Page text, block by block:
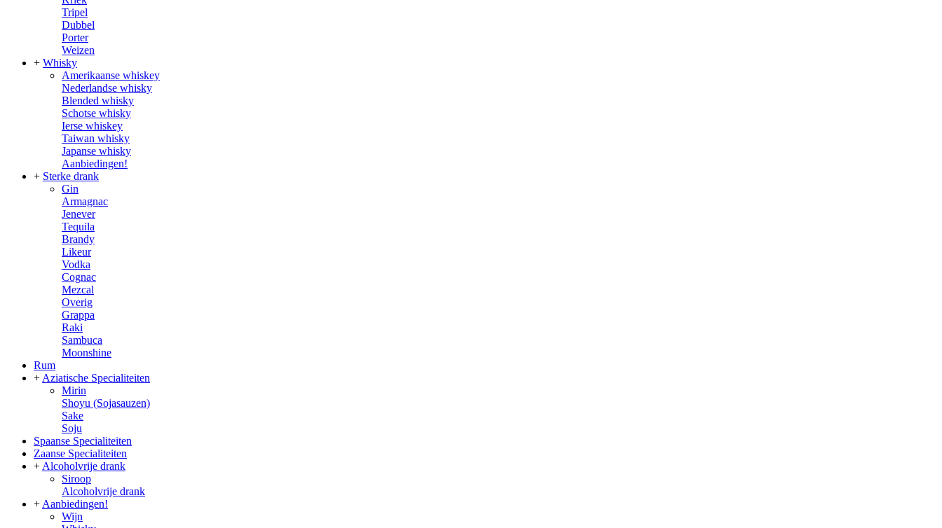
Tripel
Dubbel
Porter
Weizen
+ Whisky
Amerikaanse whiskey
Nederlandse whisky
Blended whisky
Schotse whisky
Ierse whiskey
Taiwan whisky
Japanse whisky
Aanbiedingen!
+ Sterke drank
Gin
Armagnac
Jenever
Tequila
Brandy
Likeur
Vodka
Cognac
Mezcal
Overig
Grappa
Raki
Sambuca
Moonshine
Rum
+ Aziatische Specialiteiten
Mirin
Shoyu (Sojasauzen)
Sake
Soju
Spaanse Specialiteiten
Zaanse Specialiteiten
+ Alcoholvrije drank
Siroop
Alcoholvrije drank
+ Aanbiedingen!
Wijn